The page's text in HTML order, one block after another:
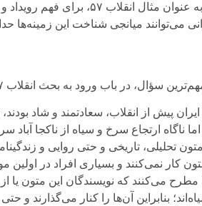
می‌توانند میانجی شناخت این زمینه‌ها
سؤال، در باب ورود به بحث انقلاب ۵۷ است.
پیش از انقلاب، سعادتمند و شاد
ارتجاع سرخ و سیاه از ناکجا آباد
تاریخی و حتی روایی و
کار نمی‌کنند و بسیاری افراد در اولین
مطرح می‌کنند که نویسندگان این متون یا
بنابراین آن‌ها را کنار می‌گذارند و